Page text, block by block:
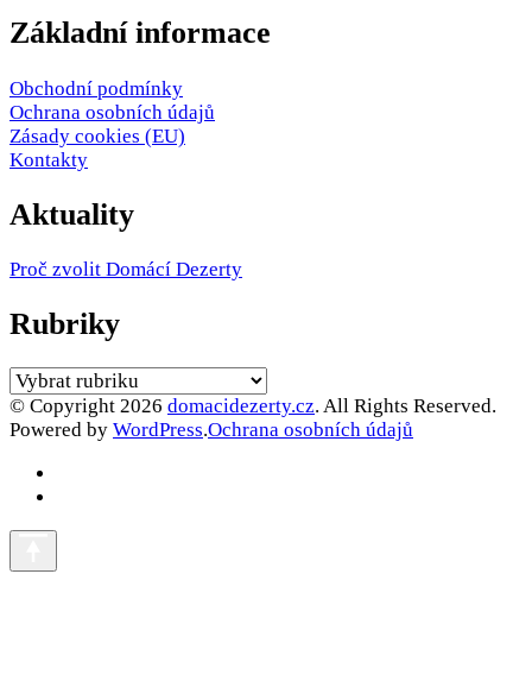
Základní informace
Obchodní podmínky
Ochrana osobních údajů
Zásady cookies (EU)
Kontakty
Aktuality
Proč zvolit Domácí Dezerty
Rubriky
Rubriky
© Copyright 2026 domacidezerty.cz. All Rights Reserved.
Powered by WordPress.Ochrana osobních údajů